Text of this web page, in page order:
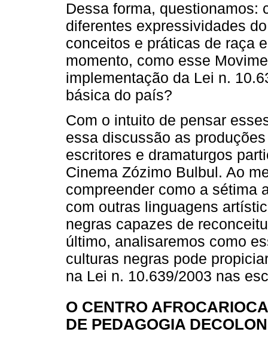
Dessa forma, questionamos:
diferentes expressividades
conceitos e práticas de raça
momento, como esse
implementação da Lei n.
básica do país?
Com o intuito de pensar
essa discussão as
escritores e dramaturgos
Cinema Zózimo Bulbul. Ao
compreender como a sétima
com outras linguagens
negras capazes de
último, analisaremos como
culturas negras pode
na Lei n. 10.639/2003 nas
O CENTRO
DE PEDAGOGIA